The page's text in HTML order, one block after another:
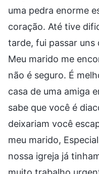
uma pedra enorme
coração. Até tive
tarde, fui passar uns
Meu marido me
não é seguro. É
casa de uma amiga
sabe que você é
deixariam você
meu marido,
nossa igreja já